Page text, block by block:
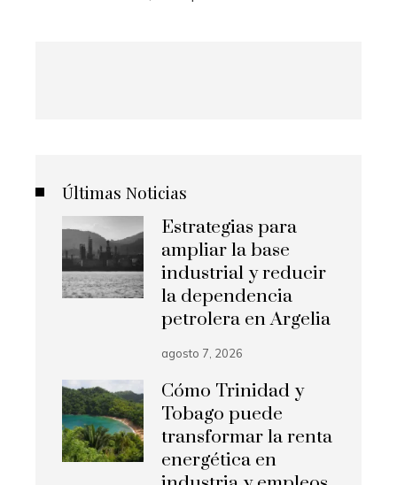
Últimas Noticias
Estrategias para
ampliar la base
industrial y reducir
la dependencia
petrolera en Argelia
agosto 7, 2026
Cómo Trinidad y
Tobago puede
transformar la renta
energética en